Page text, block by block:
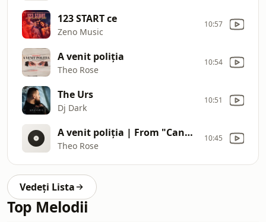
123 START ce
Zeno Music
10:57
A venit poliția
Theo Rose
10:54
The Urs
Dj Dark
10:51
A venit poliția | From "Candidatul Perfect" The Movie
Theo Rose
10:45
Vedeți Lista
Top Melodii